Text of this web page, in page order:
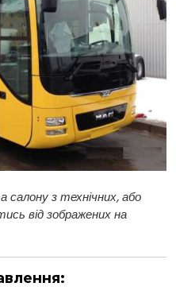
салону з технічних, або
від зображених на